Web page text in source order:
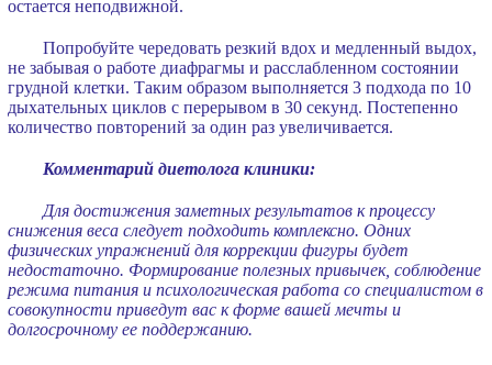
остается неподвижной.
Попробуйте чередовать резкий вдох и медленный выдох,
не забывая о работе диафрагмы и расслабленном состоянии
грудной клетки. Таким образом выполняется 3 подхода по 10
дыхательных циклов с перерывом в 30 секунд. Постепенно
количество повторений за один раз увеличивается.
Комментарий диетолога клиники:
Для достижения заметных результатов к процессу
снижения веса следует подходить комплексно. Одних
физических упражнений для коррекции фигуры будет
недостаточно. Формирование полезных привычек, соблюдение
режима питания и психологическая работа со специалистом в
совокупности приведут вас к форме вашей мечты и
долгосрочному ее поддержанию.